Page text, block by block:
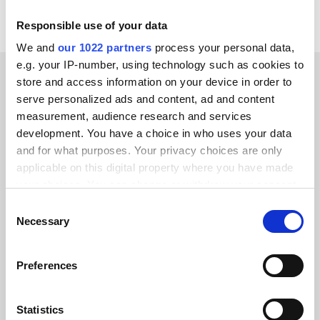
Responsible use of your data
We and our 1022 partners process your personal data,
e.g. your IP-number, using technology such as cookies to
store and access information on your device in order to
serve personalized ads and content, ad and content
measurement, audience research and services
development. You have a choice in who uses your data
and for what purposes. Your privacy choices are only
applicable on this digital property where you have made
the Privacy trigger icon.
Collect information about your geographical location
Identify your device by actively scanning it for
Selection
Necessary
Preferences
Statistics
KLANTVERHALEN
Lees de getuigenissen van
onze tevreden klanten
over onze gegevens. We weten
kunnen het op verschillende systemen